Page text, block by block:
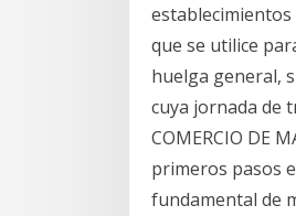
establecimientos
que se utilice
huelga general,
cuya jornada de
COMERCIO DE
primeros pasos
fundamental de